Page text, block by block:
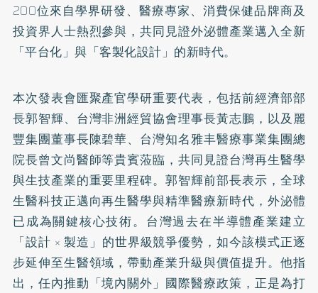
200位來自學界研發、醫療專家、消費保健品牌商及
投資界人士熱烈參與，共同見證外泌體產業邁入全新
「平台化」與「客製化設計」的新時代。
本次發表會匯聚產官學研重要代表，包括前經濟部部
長郭智輝、台灣非洲經貿協會理事長黃志鵬，以及麗
豐集團董事長陳碧華、台灣知名雅丰醫療事業集團總
院長曾文尚醫師等貴賓蒞臨，共同見證台灣再生醫學
與生技產業的重要里程碑。郭智輝前部長表示，全球
生醫科技正邁向再生醫學與精準醫療新時代，外泌體
已成為關鍵核心技術。台灣過去在半導體產業建立
「設計 × 製造」的世界級競爭優勢，如今該模式正逐
步延伸至生醫領域，帶動產業升級與價值提升。他指
出，任內推動「境內關外」國際醫療政策，正是為打